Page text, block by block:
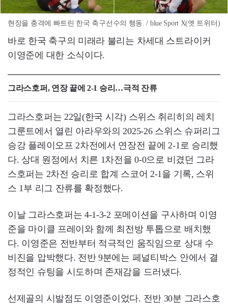
현장을 충격에 빠트린 한국 축구선수의 행동. / blue Sport X(옛 트위터)
바로 한국 축구의 미래라 불리는 차세대 스트라이커
이영준에 대한 소식이다.
그라스호퍼, 연장 끝에 2-1 승리…극적 잔류
그라스호퍼는 22일(한국 시각) 스위스 취리히의 레치
그룬트에서 열린 아라우와의 2025-26 스위스 슈퍼리그
승강 플레이오프 2차전에서 연장전 끝에 2-1로 승리했
다. 상대 원정에서 치른 1차전을 0-0으로 비겼던 그라
스호퍼는 2차전 승리로 합계 스코어 2-1을 기록, 스위
스 1부 리그 잔류를 확정했다.
이날 그라스호퍼는 4-1-3-2 포메이션을 구사하며 이영
준을 마이클 프레이와 함께 최전방 투톱으로 배치했
다. 이영준은 전반부터 적극적인 움직임으로 상대 수
비진을 압박했다. 전반 9분에는 페널티박스 안에서 결
정적인 슈팅을 시도하며 존재감을 드러냈다.
선제골의 시발점도 이영준이었다. 전반 30분 그라스호